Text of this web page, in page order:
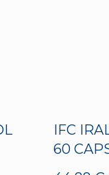
IFC
60